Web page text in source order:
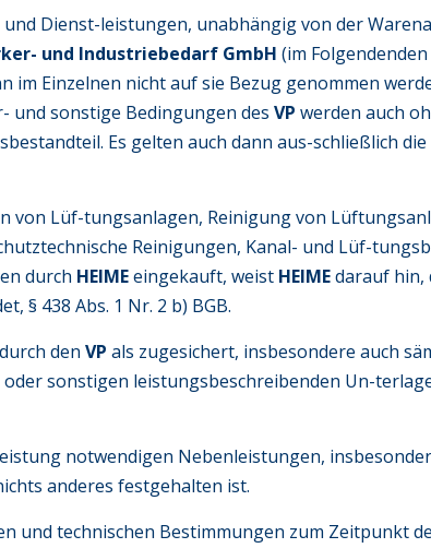
Dienst-leistungen, unabhängig von der
und Industriebedarf GmbH (im
im Einzelnen nicht auf sie Bezug genommen
und sonstige Bedingungen des VP werden auch
Es gelten auch dann aus-schließlich die
von Lüf-tungsanlagen, Reinigung von
Reinigungen, Kanal- und Lüf-
durch HEIMEeingekauft, weist HEIMEdarauf hin,
§ 438 Abs. 1 Nr. 2 b) BGB.
den VP als zugesichert, insbesondere auch
sonstigen leistungsbeschreibenden Un-
notwendigen Nebenleistungen,
anderes festgehalten ist.
und technischen Bestimmungen zum Zeitpunkt